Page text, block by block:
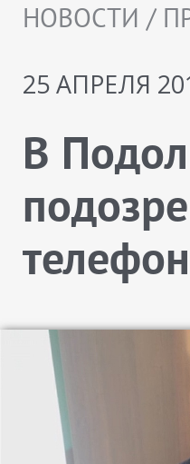
НОВОСТИ /
25 АПРЕЛЯ
В